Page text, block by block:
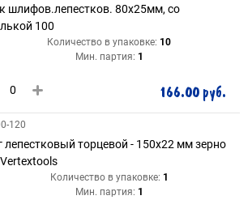
шлифов.лепестков. 80х25мм, со
100
Количество в упаковке: 10
Мин. партия: 1
166.00 руб.
120
лепестковый торцевой - 150х22 мм зерно
Количество в упаковке: 1
Мин. партия: 1